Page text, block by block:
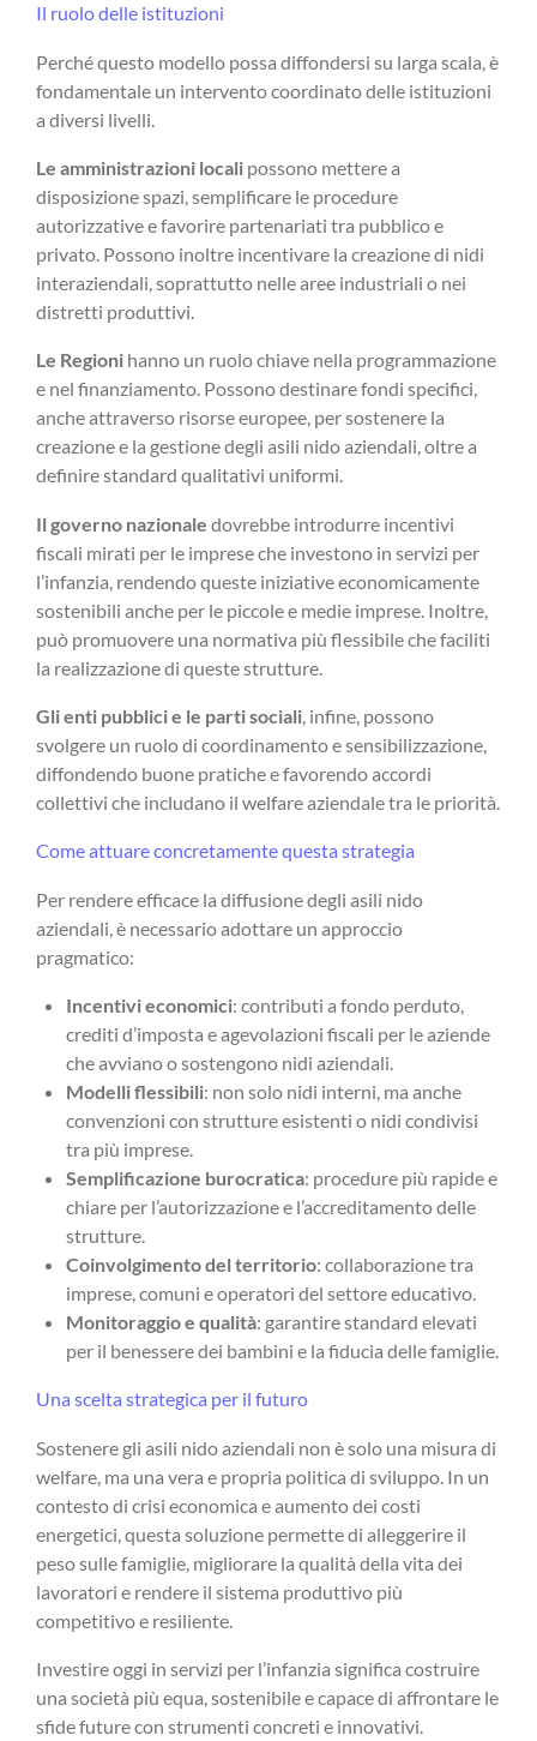
Il ruolo delle istituzioni
Perché questo modello possa diffondersi su larga scala, è
fondamentale un intervento coordinato delle istituzioni
a diversi livelli.
Le amministrazioni locali possono mettere a
disposizione spazi, semplificare le procedure
autorizzative e favorire partenariati tra pubblico e
privato. Possono inoltre incentivare la creazione di nidi
interaziendali, soprattutto nelle aree industriali o nei
distretti produttivi.
Le Regioni hanno un ruolo chiave nella programmazione
e nel finanziamento. Possono destinare fondi specifici,
anche attraverso risorse europee, per sostenere la
creazione e la gestione degli asili nido aziendali, oltre a
definire standard qualitativi uniformi.
Il governo nazionale dovrebbe introdurre incentivi
fiscali mirati per le imprese che investono in servizi per
l’infanzia, rendendo queste iniziative economicamente
sostenibili anche per le piccole e medie imprese. Inoltre,
può promuovere una normativa più flessibile che faciliti
la realizzazione di queste strutture.
Gli enti pubblici e le parti sociali, infine, possono
svolgere un ruolo di coordinamento e sensibilizzazione,
diffondendo buone pratiche e favorendo accordi
collettivi che includano il welfare aziendale tra le priorità.
Come attuare concretamente questa strategia
Per rendere efficace la diffusione degli asili nido
aziendali, è necessario adottare un approccio
pragmatico:
Incentivi economici: contributi a fondo perduto,
crediti d’imposta e agevolazioni fiscali per le aziende
che avviano o sostengono nidi aziendali.
Modelli flessibili: non solo nidi interni, ma anche
convenzioni con strutture esistenti o nidi condivisi
tra più imprese.
Semplificazione burocratica: procedure più rapide e
chiare per l’autorizzazione e l’accreditamento delle
strutture.
Coinvolgimento del territorio: collaborazione tra
imprese, comuni e operatori del settore educativo.
Monitoraggio e qualità: garantire standard elevati
per il benessere dei bambini e la fiducia delle famiglie.
Una scelta strategica per il futuro
Sostenere gli asili nido aziendali non è solo una misura di
welfare, ma una vera e propria politica di sviluppo. In un
contesto di crisi economica e aumento dei costi
energetici, questa soluzione permette di alleggerire il
peso sulle famiglie, migliorare la qualità della vita dei
lavoratori e rendere il sistema produttivo più
competitivo e resiliente.
Investire oggi in servizi per l’infanzia significa costruire
una società più equa, sostenibile e capace di affrontare le
sfide future con strumenti concreti e innovativi.